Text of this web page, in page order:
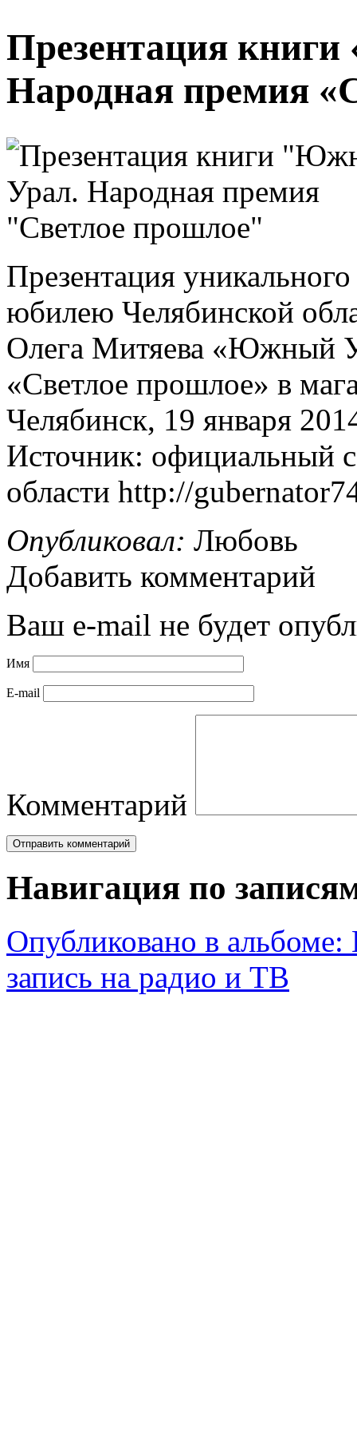
Презентация
Народная премия
Презентация
юбилею Челябинской
Олега Митяева «Южный
«Светлое прошлое» в
Челябинск, 19 января
Источник: официальный
области http://
Опубликовал: Любовь
Добавить комментарий
Ваш e-mail не будет
Имя
E-mail
Комментарий
Навигация по
Опубликовано в альбоме:
запись на радио и ТВ